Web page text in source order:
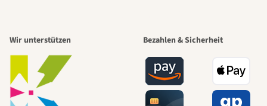
schönsten
Wege zu uns
Wir unterstützen Bezahlen & Sicherheit